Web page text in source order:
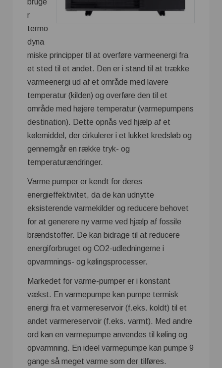
r
termo
dyna
miske principper til at overføre varmeenergi fra
et sted til et andet. Den er i stand til at trække
varmeenergi ud af et område med lavere
temperatur (kilden) og overføre den til et
område med højere temperatur (varmepumpens
destination). Dette opnås ved hjælp af et
kølemiddel, der cirkulerer i et lukket kredsløb og
gennemgår en række tryk- og
temperaturændringer.
Varme pumper er kendt for deres
energieffektivitet, da de kan udnytte
eksisterende varmekilder og reducere behovet
for at generere ny varme ved hjælp af fossile
brændstoffer. De kan bidrage til at reducere
energiforbruget og CO2-udledningerne i
opvarmnings- og kølingsprocesser.
Markedet for varme-pumper er i konstant
vækst. En varmepumpe kan pumpe termisk
energi fra et varmereservoir (f.eks. koldt) til et
andet varmereservoir (f.eks. varmt). Med andre
ord kan en varmepumpe anvendes til køling og
opvarmning. En ideel varmepumpe kan pumpe 9
gange så meget varme som der tilføres.